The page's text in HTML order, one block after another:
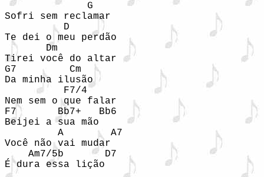
              G
Sofri sem reclamar
          D
Te dei o meu perdão
       Dm
Tirei você do altar
G7         Cm
Da minha ilusão
          F7/4
Nem sem o que falar
F7       Bb7+   Bb6
Beijei a sua mão
         A        A7
Você não vai mudar
    Am7/5b       D7
É dura essa lição